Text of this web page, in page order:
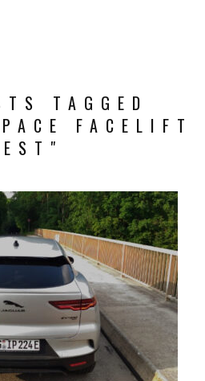
TAGGED
FACELIFT